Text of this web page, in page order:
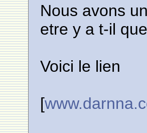
Nous avons
etre y a t-il
Voici le lien
[